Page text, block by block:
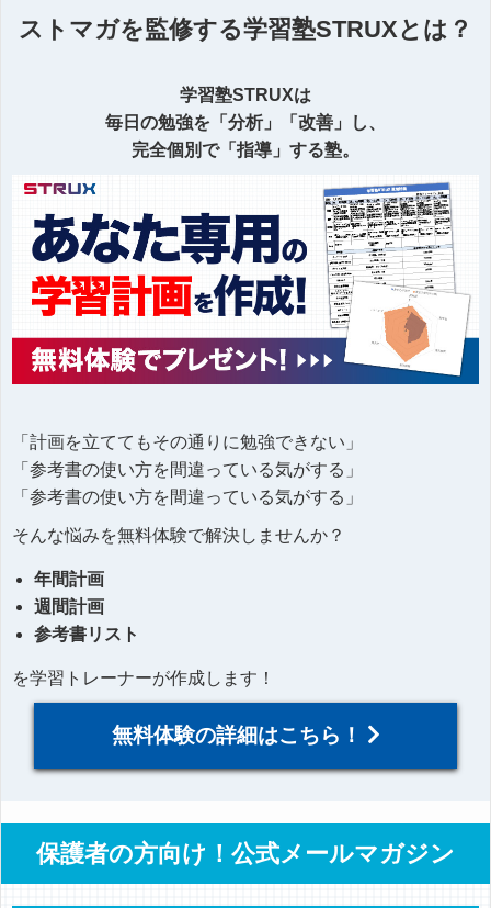
ストマガを監修する学習塾STRUXとは？
学習塾STRUXは
毎日の勉強を「分析」「改善」し、
完全個別で「指導」する塾。
「計画を立ててもその通りに勉強できない」
「参考書の使い方を間違っている気がする」
「参考書の使い方を間違っている気がする」
そんな悩みを無料体験で解決しませんか？
年間計画
週間計画
参考書リスト
を学習トレーナーが作成します！
無料体験の詳細はこちら！
保護者の方向け！公式メールマガジン